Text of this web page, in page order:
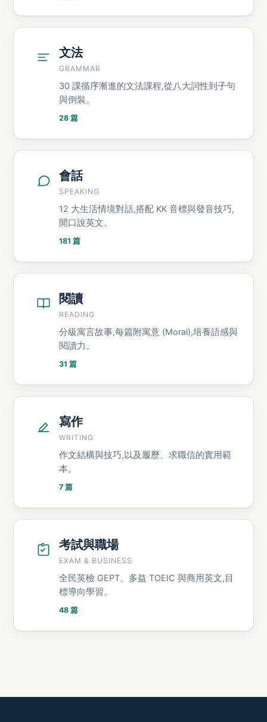
文法
GRAMMAR
30 課循序漸進的文法課程,從八大詞性到子句
與倒裝。
28 篇
會話
SPEAKING
12 大生活情境對話,搭配 KK 音標與發音技巧,
開口說英文。
181 篇
閱讀
READING
分級寓言故事,每篇附寓意 (Moral),培養語感與
閱讀力。
31 篇
寫作
WRITING
作文結構與技巧,以及履歷、求職信的實用範
本。
7 篇
考試與職場
EXAM & BUSINESS
全民英檢 GEPT、多益 TOEIC 與商用英文,目
標導向學習。
48 篇